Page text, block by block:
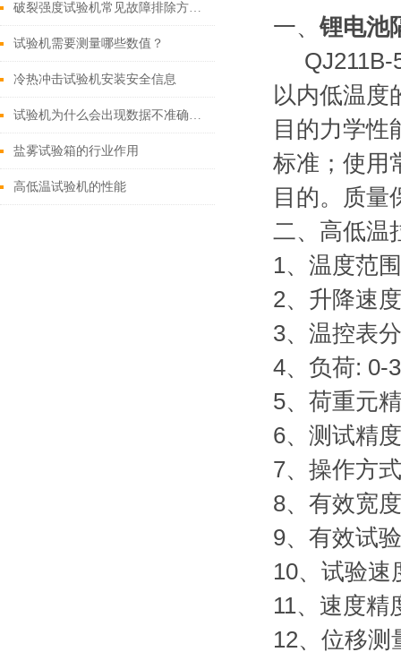
破裂强度试验机常见故障排除方法：
试验机需要测量哪些数值？
冷热冲击试验机安装安全信息
试验机为什么会出现数据不准确的问题
盐雾试验箱的行业作用
高低温试验机的性能
一、锂电池
QJ211B-
以内低温度
目的力学性
标准；使用
目的。质量
二、高低温
1、温度范
2、升降速
3、温控表
4、负荷: 0-
5、荷重元
6、测试精
7、操作方
8、有效宽
9、有效试
10、试验速
11、速度精
12、位移测